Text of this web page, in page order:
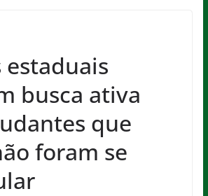
estaduais
busca ativa
que
foram se